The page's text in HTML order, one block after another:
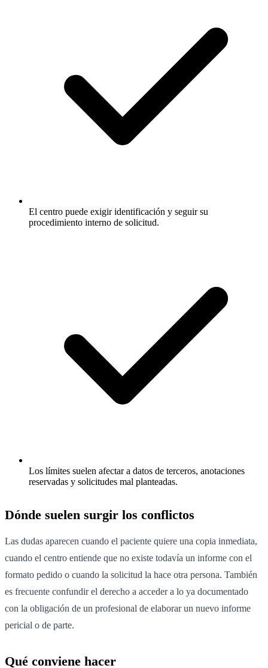
El centro puede exigir identificación y seguir su
procedimiento interno de solicitud.
Los límites suelen afectar a datos de terceros, anotaciones
reservadas y solicitudes mal planteadas.
Dónde suelen surgir los conflictos
Las dudas aparecen cuando el paciente quiere una copia inmediata,
cuando el centro entiende que no existe todavía un informe con el
formato pedido o cuando la solicitud la hace otra persona. También
es frecuente confundir el derecho a acceder a lo ya documentado
con la obligación de un profesional de elaborar un nuevo informe
pericial o de parte.
Qué conviene hacer